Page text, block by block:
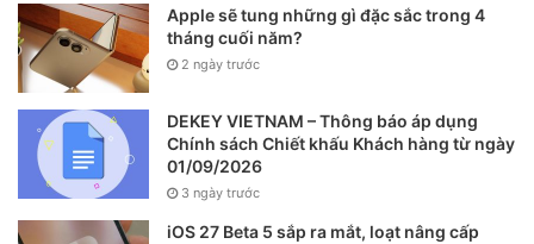
Apple sẽ tung những gì đặc sắc trong 4
tháng cuối năm?
2 ngày trước
DEKEY VIETNAM – Thông báo áp dụng
Chính sách Chiết khấu Khách hàng từ ngày
01/09/2026
3 ngày trước
iOS 27 Beta 5 sắp ra mắt, loạt nâng cấp